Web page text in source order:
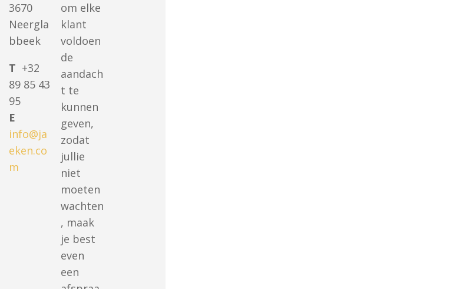
3670
Neergla
bbeek
T +32
89 85 43
95
E
info@ja
eken.co
m
om elke
klant
voldoen
de
aandach
t te
kunnen
geven,
zodat
jullie
niet
moeten
wachten
, maak
je best
even
een